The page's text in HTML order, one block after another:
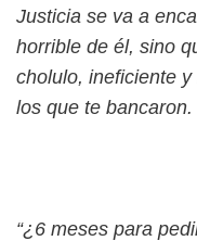
Justicia se va a
horrible de él, sino
cholulo, ineficiente
los que te bancaron.
“¿6 meses para